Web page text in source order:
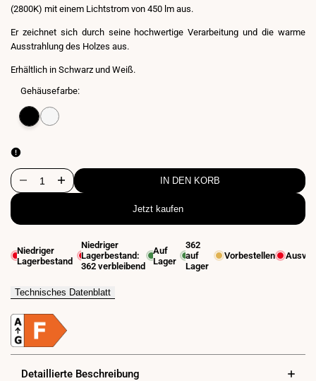
(2800K) mit einem Lichtstrom von 450 lm aus.
Er zeichnet sich durch seine hochwertige Verarbeitung und die warme
Ausstrahlung des Holzes aus.
Erhältlich in Schwarz und Weiß.
Gehäusefarbe:
Variante
Schwarz
Wandleseleuchte
CREE-
Menge
Wandleseleuchte
CREE-
-
IN DEN KORB
Jetzt kaufen
Niedriger
Lagerbestand
Niedriger
Lagerbestand:
362verbleibend
Auf
Lager
362
auf
Lager
Vorbestellen
Technisches Datenblatt
Detaillierte Beschreibung